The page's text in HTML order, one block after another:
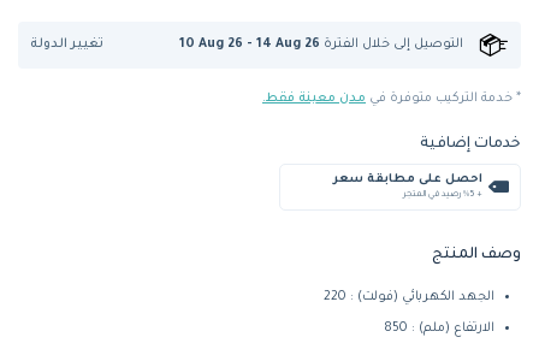
التوصيل إلى خلال الفترة 10 Aug 26 - 14 Aug 26 تغيير الدولة
* خدمة التركيب متوفرة في مدن معينة فقط.
خدمات إضافية
احصل على مطابقة سعر
+ %5 رصيد في المتجر
وصف المنتج
الجهد الكهربائي (فولت) : 220
الارتفاع (ملم) : 850